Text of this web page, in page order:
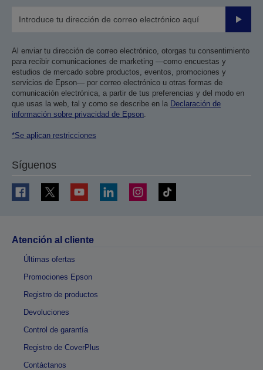
Enviar
Al enviar tu dirección de correo electrónico, otorgas tu consentimiento
para recibir comunicaciones de marketing —como encuestas y
estudios de mercado sobre productos, eventos, promociones y
servicios de Epson— por correo electrónico u otras formas de
comunicación electrónica, a partir de tus preferencias y del modo en
que usas la web, tal y como se describe en la Declaración de
información sobre privacidad de Epson
*Se aplican restricciones
Síguenos
Atención al cliente
Últimas ofertas
Promociones Epson
Registro de productos
Devoluciones
Control de garantía
Registro de CoverPlus
Contáctanos